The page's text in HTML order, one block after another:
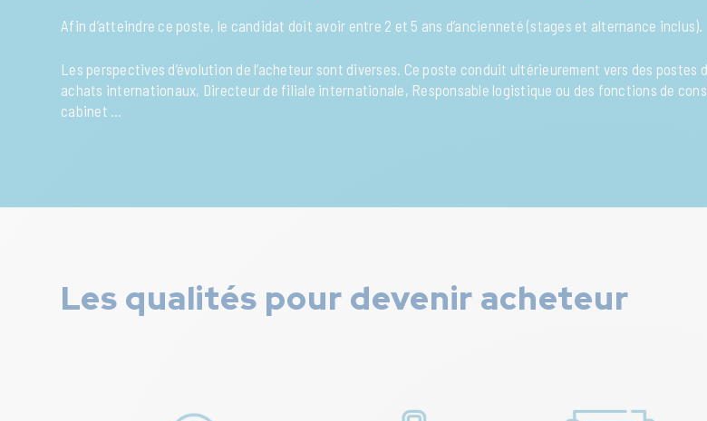
Afin d’atteindre ce poste, le candidat doit avoir entre 2 et 5 ans d’ancienneté (stages et alternance inclus).
Les perspectives d’évolution de l’acheteur sont diverses. Ce poste conduit ultérieurement vers des
achats internationaux, Directeur de filiale internationale, Responsable logistique ou des fonctions de
cabinet …
Les qualités pour devenir acheteur